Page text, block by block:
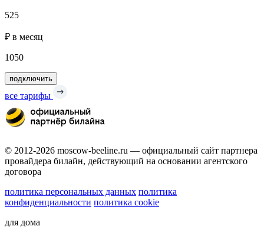
525
₽ в месяц
1050
подключить
все тарифы
© 2012-2026 moscow-beeline.ru — официальный сайт партнера
провайдера билайн, действующий на основании агентского
договора
политика персональных данных политика
конфиденциальности политика cookie
для дома